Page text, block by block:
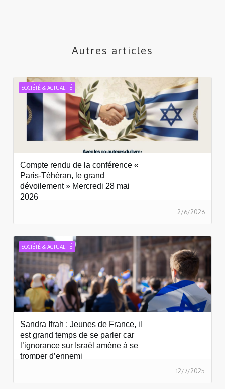
Autres articles
SOCIÉTÉ & ACTUALITÉ
Compte rendu de la conférence «
Paris-Téhéran, le grand
dévoilement » Mercredi 28 mai
2026
2/6/2026
SOCIÉTÉ & ACTUALITÉ
Sandra Ifrah : Jeunes de France, il
est grand temps de se parler car
l’ignorance sur Israël amène à se
tromper d’ennemi
12/7/2025